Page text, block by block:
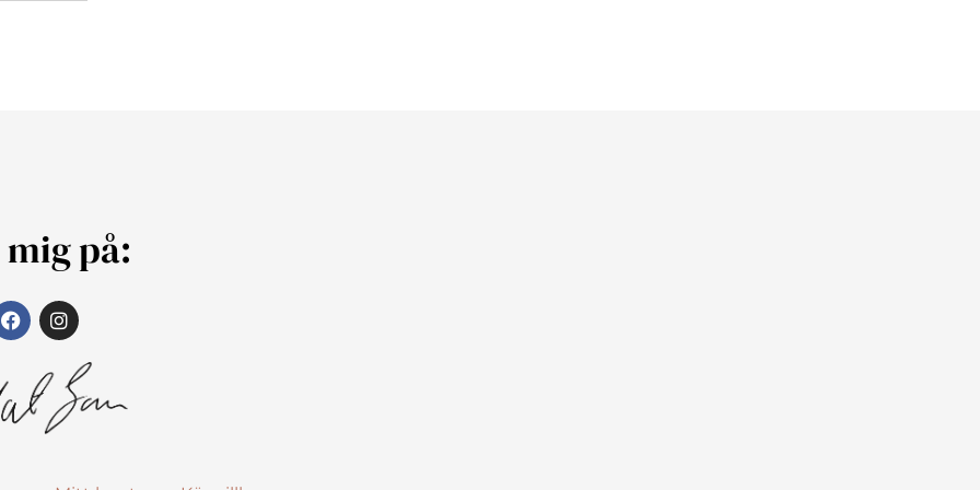
på: